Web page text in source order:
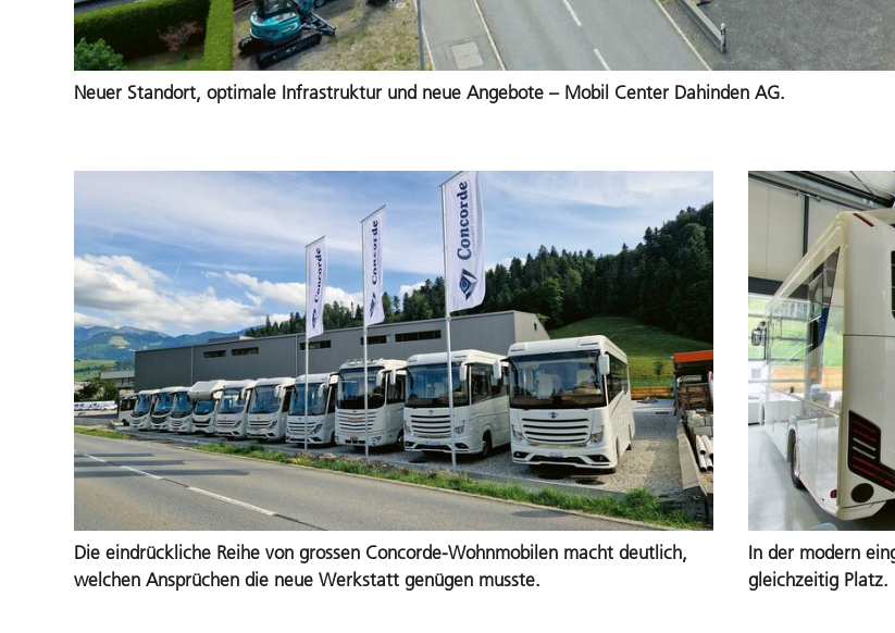
Neuer Standort, optimale Infrastruktur und neue Angebote – Mobil Center Dahinden AG.
Die eindrückliche Reihe von grossen Concorde-Wohnmobilen macht deutlich,
welchen Ansprüchen die neue Werkstatt genügen musste.
In der modern
gleichzeitig Platz.